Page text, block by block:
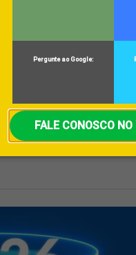
Pergunte ao Google:
FALE CONOSCO
em 2007 e 2025, e
e doutorando em
pela revista britânica
e foi eleito Profissional
sobre marketing,
à experiência prática
a frente de uma